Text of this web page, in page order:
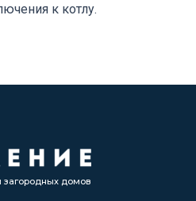
к котлу.
домов